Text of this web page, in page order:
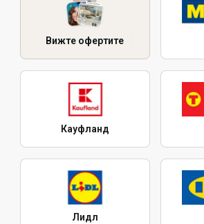
Вижте офертите
Кауфланд
Лидл